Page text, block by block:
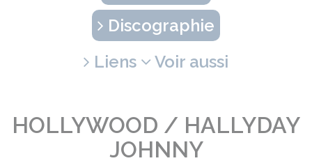
Discographie
Liens
Voir aussi
HOLLYWOOD / HALLYDAY
JOHNNY